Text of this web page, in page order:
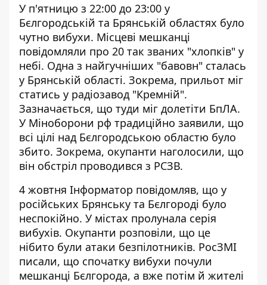
У п'ятницю з 22:00 до 23:00 у
Бєлгородській та Брянській областях було
чутно вибухи. Місцеві мешканці
повідомляли про 20 так званих "хлопків" у
небі. Одна з найгучніших "бавовн" сталась
у Брянській області. Зокрема, прильот міг
статись у радіозавод "Кремній".
Зазначається, що туди міг долетіти БпЛА.
У Міноборони рф традиційно заявили, що
всі цілі над Бєлгородською областю було
збито. Зокрема, окупанти наголосили, що
він обстріл проводився з РСЗВ.
4 жовтня Інформатор повідомляв, що у
російських Брянську та Бєлгороді було
неспокійно. У містах пролунала серія
вибухів. Окупанти розповіли, що це
нібито були атаки безпілотників. РосЗМІ
писали, що спочатку вибухи почули
мешканці Бєлгорода, а вже потім й жителі